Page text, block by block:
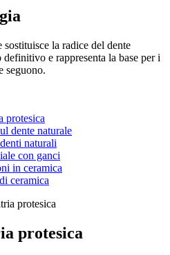
la radice del dente
e rappresenta la base per i
seguono.
protesica
dente naturale
naturali
con ganci
in ceramica
ceramica
protesica